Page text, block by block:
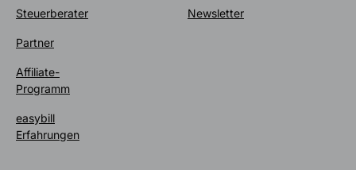
Steuerberater
Partner
Affiliate-
Programm
easybill
Erfahrungen
Newsletter